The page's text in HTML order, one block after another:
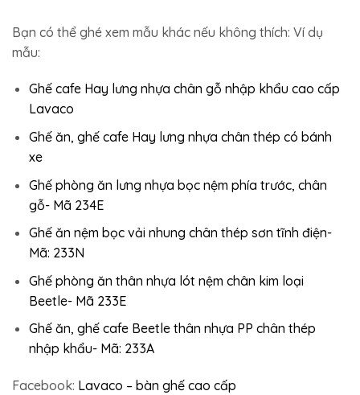
Bạn có thể ghé xem mẫu khác nếu không thích: Ví dụ
mẫu:
Ghế cafe Hay lưng nhựa chân gỗ nhập khẩu cao cấp
Lavaco
Ghế ăn, ghế cafe Hay lưng nhựa chân thép có bánh
xe
Ghế phòng ăn lưng nhựa bọc nệm phía trước, chân
gỗ- Mã 234E
Ghế ăn nệm bọc vải nhung chân thép sơn tĩnh điện-
Mã: 233N
Ghế phòng ăn thân nhựa lót nệm chân kim loại
Beetle- Mã 233E
Ghế ăn, ghế cafe Beetle thân nhựa PP chân thép
nhập khẩu- Mã: 233A
Facebook: Lavaco – bàn ghế cao cấp